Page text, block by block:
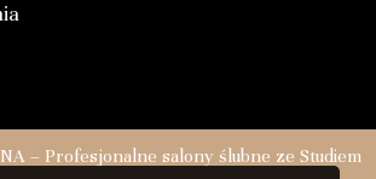
– Profesjonalne salony ślubne ze Studiem